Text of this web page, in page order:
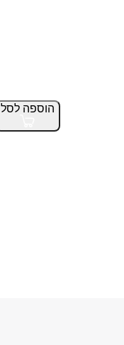
הוספה לסל